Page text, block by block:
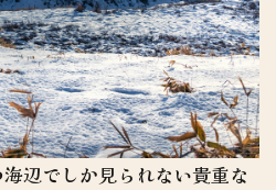
辺でしか見られない貴重な